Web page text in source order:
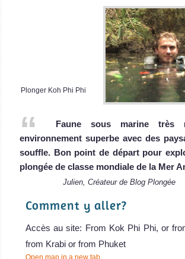
Plonger Koh Phi Phi
Faune sous marine très
environnement superbe avec des
souffle. Bon point de départ pour
plongée de classe mondiale de la Mer
Julien, Créateur de Blog Plongée
Comment y aller?
Accès au site: From Kok Phi Phi, or
from Krabi or from Phuket
Open map in a new tab